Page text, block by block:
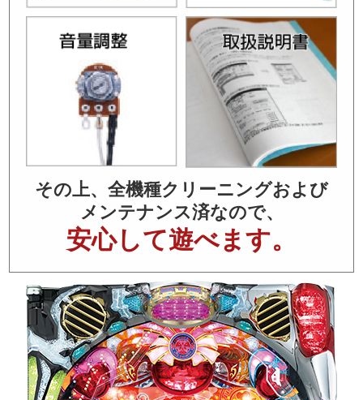
その上、全機種クリーニングおよび
メンテナンス済なので、
安心して遊べます。